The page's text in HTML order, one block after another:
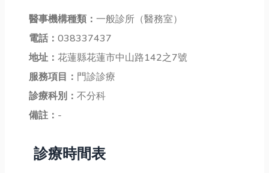
醫事機構種類： 一般診所（醫務室）
電話： 038337437
地址： 花蓮縣花蓮市中山路142之7號
服務項目： 門診診療
診療科別： 不分科
備註： -
診療時間表